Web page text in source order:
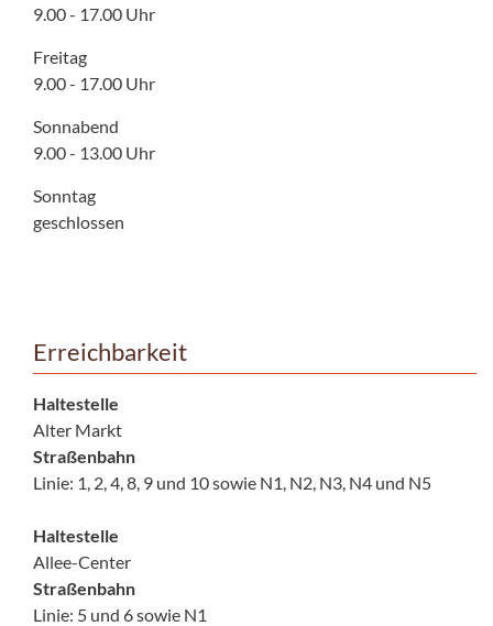
9.00 - 17.00 Uhr
Freitag
9.00 - 17.00 Uhr
Sonnabend
9.00 - 13.00 Uhr
Sonntag
geschlossen
Erreichbarkeit
Haltestelle
Alter Markt
Straßenbahn
Linie: 1, 2, 4, 8, 9 und 10 sowie N1, N2, N3, N4 und N5
Haltestelle
Allee-Center
Straßenbahn
Linie: 5 und 6 sowie N1